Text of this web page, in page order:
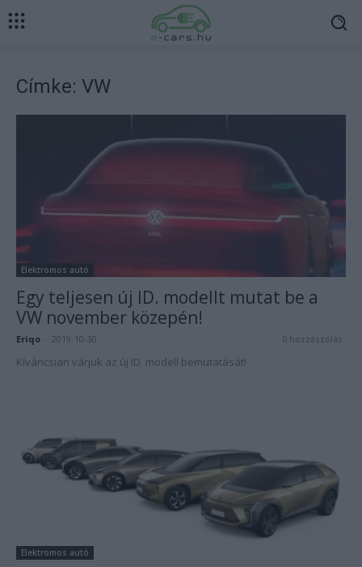
Címke: VW
Elektromos autó
Egy teljesen új ID. modellt mutat be a
VW november közepén!
Eriqo 2019-10-30 0 hozzászólás
Kíváncsian várjuk az új ID. modell bemutatását!
Elektromos autó